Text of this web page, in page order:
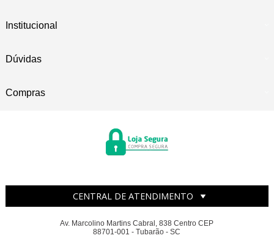
Institucional
Dúvidas
Compras
CENTRAL DE ATENDIMENTO
Av. Marcolino Martins Cabral, 838 Centro CEP
88701-001 - Tubarão - SC